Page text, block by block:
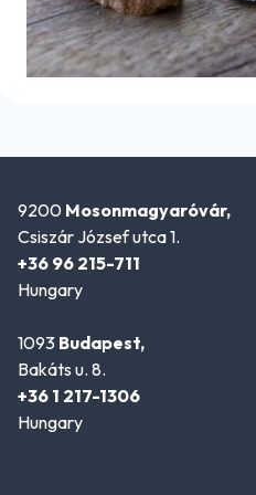
9200 Mosonmagyaróvár,
Csiszár József utca 1.
+36 96 215-711
Hungary
1093 Budapest,
Bakáts u. 8.
+36 1 217-1306
Hungary